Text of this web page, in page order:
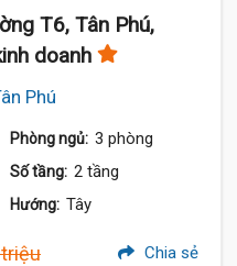
T6, Tân Phú,
doanh
Phú
Phòng ngủ: 3 phòng
Số tầng: 2 tầng
Hướng: Tây
Chia sẻ